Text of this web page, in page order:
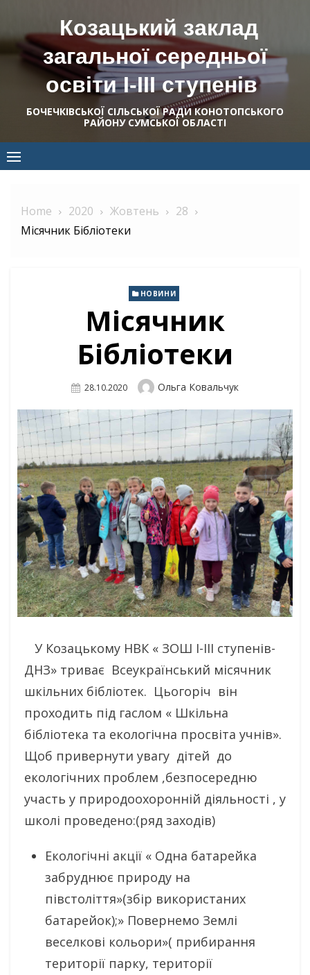
content
Козацький заклад
загальної середньої
освіти І-ІІІ ступенів
БОЧЕЧКІВСЬКОЇ СІЛЬСЬКОЇ РАДИ КОНОТОПСЬКОГО
РАЙОНУ СУМСЬКОЇ ОБЛАСТІ
Home 2020 Жовтень
28
Місячник Бібліотеки
НОВИНИ
Місячник
Бібліотеки
Posted
28.10.2020 Author
Ольга Ковальчук
У Козацькому НВК « ЗОШ І-ІІІ ступенів-
ДНЗ» триває Всеукраїнський місячник
шкільних бібліотек. Цьогоріч він
проходить під гаслом « Шкільна
бібліотека та екологічна просвіта учнів».
Щоб привернути увагу дітей до
екологічних проблем ,безпосередню
участь у природоохоронній діяльності , у
школі проведено:(ряд заходів)
Екологічні акції « Одна батарейка
забруднює природу на
півстоліття»(збір використаних
батарейок);» Повернемо Землі
веселкові кольори»( прибирання
території парку, території